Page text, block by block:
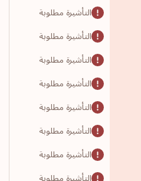
التأشيرة مطلوبة
التأشيرة مطلوبة
التأشيرة مطلوبة
التأشيرة مطلوبة
التأشيرة مطلوبة
التأشيرة مطلوبة
التأشيرة مطلوبة